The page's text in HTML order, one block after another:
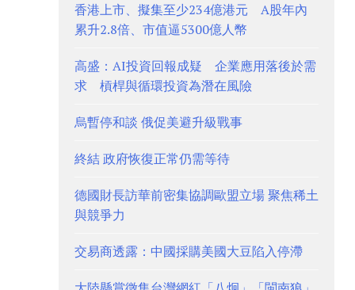
香港上市、擬集至少234億港元 A股年內
累升2.8倍、市值逼5300億人幣
高盛：AI投資回報成疑 企業應用落後於需
求 槓桿與循環投資為潛在風險
烏暫停和談 俄促美避升級戰事
終結 政府恢復正常仍需等待
德國財長訪華前密集協調歐盟立場 聚焦稀土
與競爭力
交易商透露：中國採購美國大豆陷入停滯